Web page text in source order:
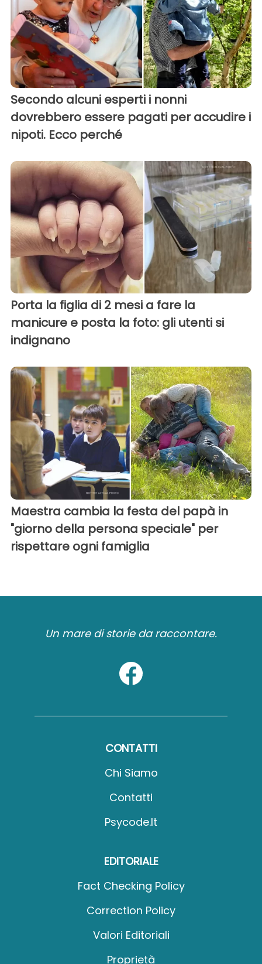
Secondo alcuni esperti i nonni
dovrebbero essere pagati per accudire i
nipoti. Ecco perché
Porta la figlia di 2 mesi a fare la
manicure e posta la foto: gli utenti si
indignano
Maestra cambia la festa del papà in
"giorno della persona speciale" per
rispettare ogni famiglia
Un mare di storie da raccontare.
CONTATTI
Chi Siamo
Contatti
Psycode.it
EDITORIALE
Fact Checking Policy
Correction Policy
Valori Editoriali
Proprietà